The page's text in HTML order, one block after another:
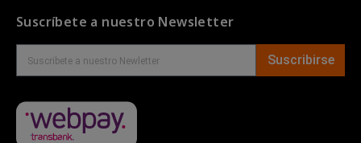
Suscríbete a nuestro Newsletter
Suscribirse